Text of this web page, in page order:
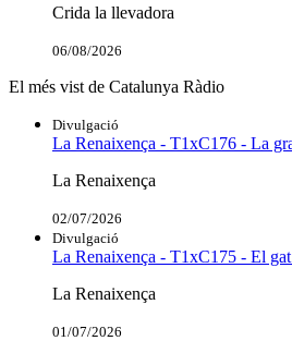
Crida la llevadora
06/08/2026
El més vist de Catalunya Ràdio
Divulgació
La Renaixença - T1xC176 - La
La Renaixença
02/07/2026
Divulgació
La Renaixença - T1xC175 - El
La Renaixença
01/07/2026